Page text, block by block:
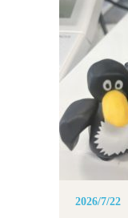
2026/7/22